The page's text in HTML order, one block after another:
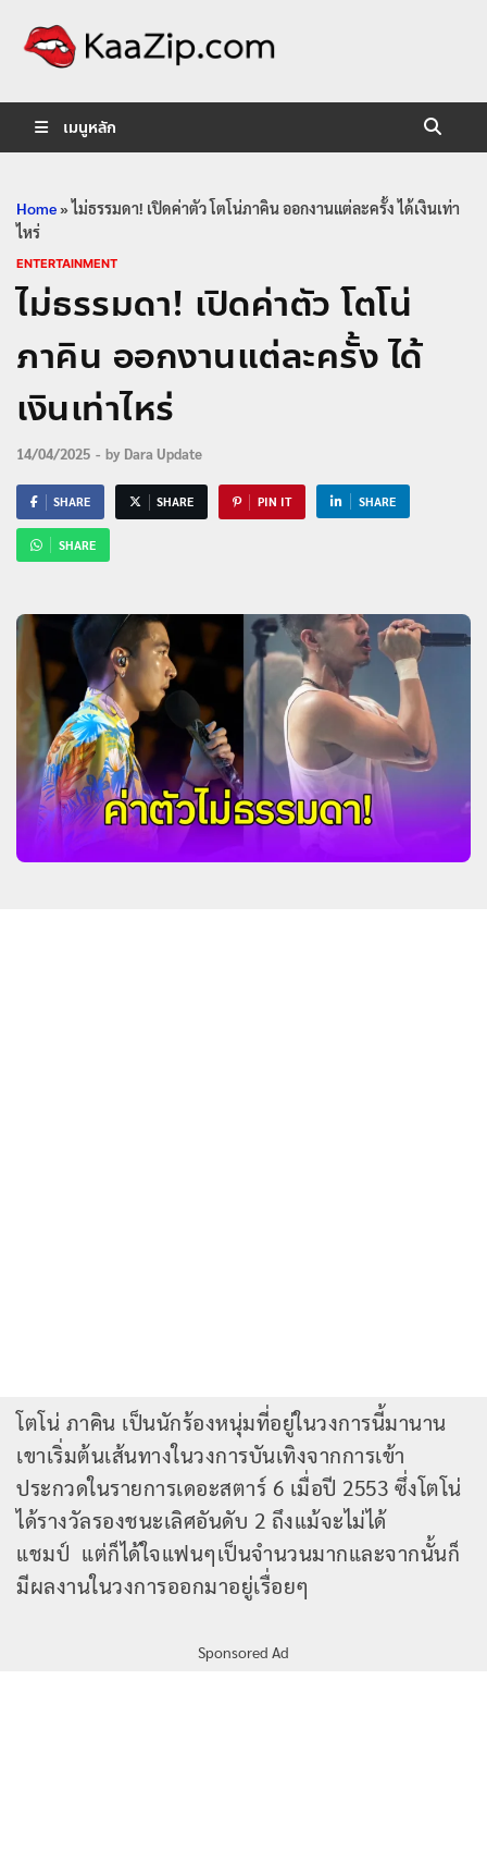
เมนูหลัก
Home»ไม่ธรรมดา! เปิดค่าตัว โตโน่ภาคิน ออกงานแต่ละครั้ง ได้เงินเท่า
ไหร่
ENTERTAINMENT
ไม่ธรรมดา! เปิดค่าตัว โตโน่
ภาคิน ออกงานแต่ละครั้ง ได้
เงินเท่าไหร่
14/04/2025 - by Dara Update
SHARE SHARE PIN IT SHARE
SHARE
โตโน่ ภาคิน เป็นนักร้องหนุ่มที่อยู่ในวงการนี้มานาน
เขาเริ่มต้นเส้นทางในวงการบันเทิงจากการเข้า
ประกวดในรายการเดอะสตาร์ 6 เมื่อปี 2553 ซึ่งโตโน่
ได้รางวัลรองชนะเลิศอันดับ 2 ถึงแม้จะไม่ได้
แชมป์ แต่ก็ได้ใจแฟนๆเป็นจำนวนมากและจากนั้นก็
มีผลงานในวงการออกมาอยู่เรื่อยๆ
Sponsored Ad